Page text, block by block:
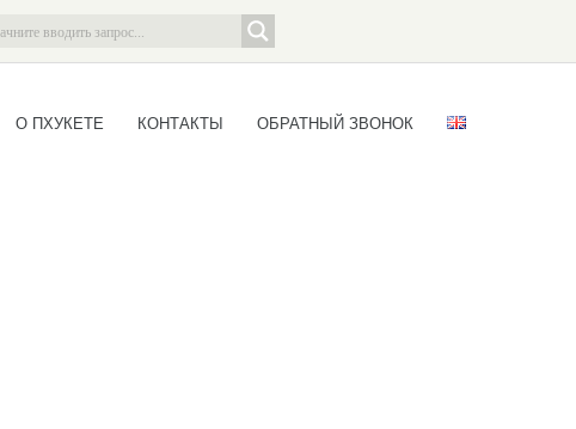
О ПХУКЕТЕ КОНТАКТЫ ОБРАТНЫЙ ЗВОНОК